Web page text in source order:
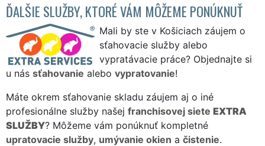
ĎALŠIE SLUŽBY, KTORÉ VÁM MÔŽEME PONÚKNUŤ
Mali by ste v Košiciach záujem o
sťahovacie služby alebo
vypratávacie práce? Objednajte si
u nás sťahovanie alebo vypratovanie!
Máte okrem sťahovanie skladu záujem aj o iné
profesionálne služby našej franchisovej siete EXTRA
SLUŽBY? Môžeme vám ponúknuť kompletné
upratovacie služby, umývanie okien a čistenie.